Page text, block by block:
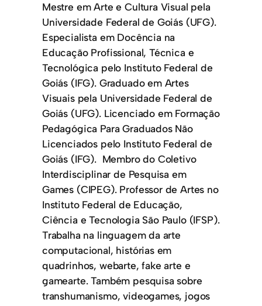
Mestre em Arte e Cultura Visual pela
Universidade Federal de Goiás (UFG).
Especialista em Docência na
Educação Profissional, Técnica e
Tecnológica pelo Instituto Federal de
Goiás (IFG). Graduado em Artes
Visuais pela Universidade Federal de
Goiás (UFG). Licenciado em Formação
Pedagógica Para Graduados Não
Licenciados pelo Instituto Federal de
Goiás (IFG). Membro do Coletivo
Interdisciplinar de Pesquisa em
Games (CIPEG). Professor de Artes no
Instituto Federal de Educação,
Ciência e Tecnologia São Paulo (IFSP).
Trabalha na linguagem da arte
computacional, histórias em
quadrinhos, webarte, fake arte e
gamearte. Também pesquisa sobre
transhumanismo, videogames, jogos